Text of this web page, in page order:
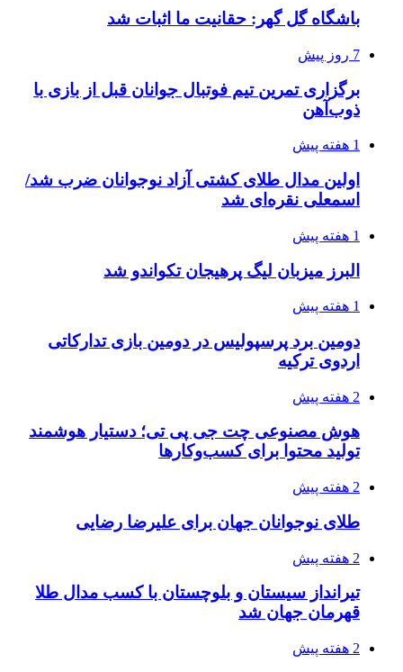
باشگاه گل گهر: حقانیت ما اثبات شد
7 روز پیش
برگزاری تمرین تیم فوتبال جوانان قبل از بازی با
ذوب‌آهن
1 هفته پیش
اولین مدال طلای کشتی آزاد نوجوانان ضرب شد/
اسمعلی نقره‌ای شد
1 هفته پیش
البرز میزبان لیگ پرهیجان تکواندو شد
1 هفته پیش
دومین برد پرسپولیس در دومین بازی تدارکاتی
اردوی ترکیه
2 هفته پیش
هوش مصنوعی چت جی پی تی؛ دستیار هوشمند
تولید محتوا برای کسب‌وکارها
2 هفته پیش
طلای نوجوانان جهان برای علیرضا رضایی
2 هفته پیش
تیرانداز سیستان و بلوچستان با کسب مدال طلا
قهرمان جهان شد
2 هفته پیش